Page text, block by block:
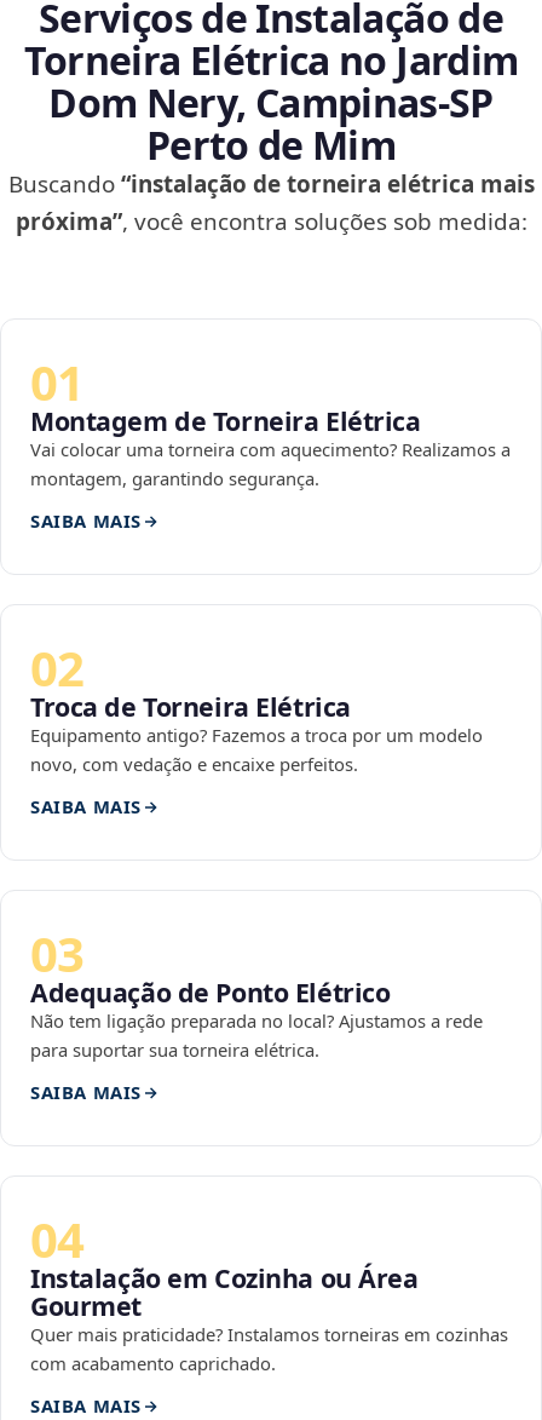
Serviços de Instalação de
Torneira Elétrica no Jardim
Dom Nery, Campinas‑SP
Perto de Mim
Buscando“instalação de torneira elétrica mais
próxima”, você encontra soluções sob medida:
01
Montagem de Torneira Elétrica
Vai colocar uma torneira com aquecimento? Realizamos a
montagem, garantindo segurança.
SAIBA MAIS
02
Troca de Torneira Elétrica
Equipamento antigo? Fazemos a troca por um modelo
novo, com vedação e encaixe perfeitos.
SAIBA MAIS
03
Adequação de Ponto Elétrico
Não tem ligação preparada no local? Ajustamos a rede
para suportar sua torneira elétrica.
SAIBA MAIS
04
Instalação em Cozinha ou Área
Gourmet
Quer mais praticidade? Instalamos torneiras em cozinhas
com acabamento caprichado.
SAIBA MAIS